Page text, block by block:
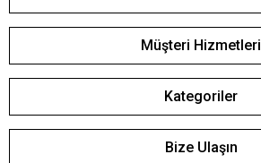
Müşteri Hizmetleri
Kategoriler
Bize Ulaşın